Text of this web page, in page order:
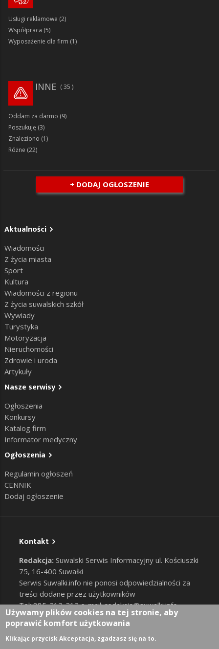
Usługi reklamowe (2)
Współpraca (5)
Wyposażenie dla firm (1)
35
INNE
Oddam za darmo (9)
Poszukuję (3)
Znaleziono (1)
Różne (22)
+ DODAJ OGŁOSZENIE
Aktualności
Wiadomości
Z życia miasta
Sport
Kultura
Wiadomości z regionu
Z życia suwalskich szkół
Wywiady
Turystyka
Motoryzacja
Nieruchomości
Zdrowie i uroda
Artykuły
Nasze serwisy
Ogłoszenia
Konkursy
Katalog firm
Informator medyczny
Ogłoszenia
Regulamin ogłoszeń
CENNIK
Dodaj ogłoszenie
Kontakt
Redakcja: Suwalski Serwis Informacyjny ul. Kościuszki
75, 16-400 Suwałki
Serwis Suwalki.info nie ponosi odpowiedzialności za
treści dodane przez użytkowników
Tel: 885-212-212 e-mail:redakcja@suwalki.info,
reklama@suwalki.info
RODO |Cookies
User account menu
Zaloguj
Używamy plików cookies na tej stronie, aby
poprawić komfort użytkowania
Klikając przycisk Akceptacja, zgadzasz się na to.